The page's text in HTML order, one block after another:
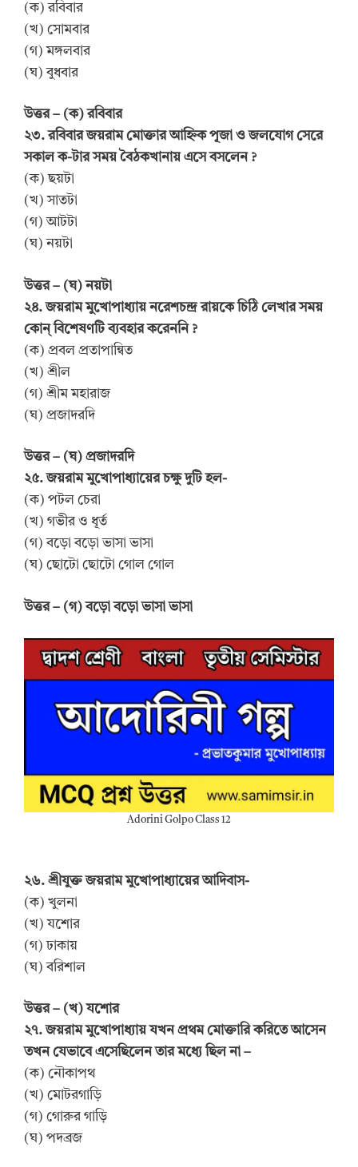
(ক) রবিবার
(খ) সোমবার
(গ) মঙ্গলবার
(ঘ) বুধবার
উত্তর – (ক) রবিবার
২৩. রবিবার জয়রাম মোক্তার আহ্নিক পূজা ও জলযোগ সেরে
সকাল ক-টার সময় বৈঠকখানায় এসে বসলেন ?
(ক) ছয়টা
(খ) সাতটা
(গ) আটটা
(ঘ) নয়টা
উত্তর – (ঘ) নয়টা
২৪. জয়রাম মুখোপাধ্যায় নরেশচন্দ্র রায়কে চিঠি লেখার সময়
কোন্ বিশেষণটি ব্যবহার করেননি ?
(ক) প্রবল প্রতাপান্বিত
(খ) শ্রীল
(গ) শ্রীম মহারাজ
(ঘ) প্রজাদরদি
উত্তর – (ঘ) প্রজাদরদি
২৫. জয়রাম মুখোপাধ্যায়ের চক্ষু দুটি হল-
(ক) পটল চেরা
(খ) গভীর ও ধূর্ত
(গ) বড়ো বড়ো ভাসা ভাসা
(ঘ) ছোটো ছোটো গোল গোল
উত্তর – (গ) বড়ো বড়ো ভাসা ভাসা
Adorini Golpo Class 12
২৬. শ্রীযুক্ত জয়রাম মুখোপাধ্যায়ের আদিবাস-
(ক) খুলনা
(খ) যশোর
(গ) ঢাকায়
(ঘ) বরিশাল
উত্তর – (খ) যশোর
২৭. জয়রাম মুখোপাধ্যায় যখন প্রথম মোক্তারি করিতে আসেন
তখন যেভাবে এসেছিলেন তার মধ্যে ছিল না –
(ক) নৌকাপথ
(খ) মোটরগাড়ি
(গ) গোরুর গাড়ি
(ঘ) পদব্রজ